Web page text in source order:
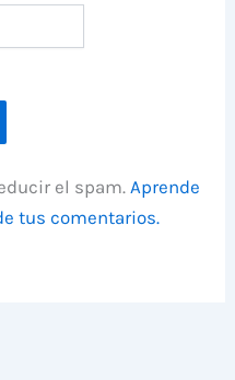
el spam.Aprende
tus comentarios.